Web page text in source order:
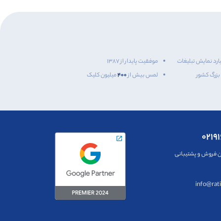
نمایش تبلیغات
موفقیت پایدار از ۱۳۸۷
بزرگ کشور
لمس بیش از۴۰۰میلیون کلیک
فروش و پشتیبانی